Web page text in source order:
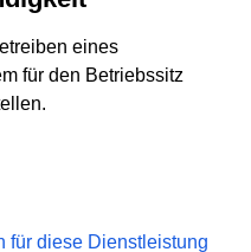
eines
für den Betriebssitz
für diese Dienstleistung